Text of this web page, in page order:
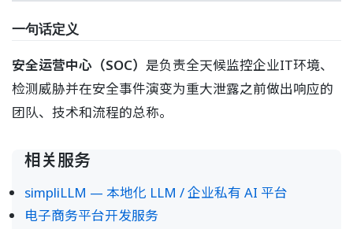
一句话定义
安全运营中心（SOC） 是负责全天候监控企业IT环境、
检测威胁并在安全事件演变为重大泄露之前做出响应的
团队、技术和流程的总称。
相关服务
simpliLLM — 本地化 LLM / 企业私有 AI 平台
电子商务平台开发服务